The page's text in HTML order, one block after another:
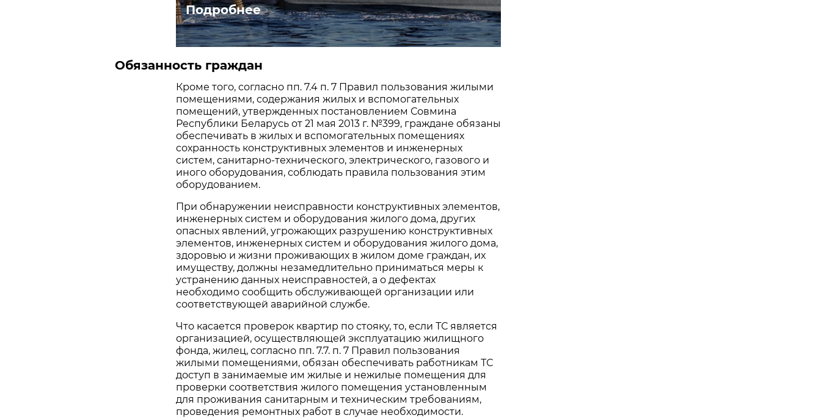
Подробнее
Обязанность граждан
Кроме того, согласно пп. 7.4 п. 7 Правил пользования жилыми
помещениями, содержания жилых и вспомогательных
помещений, утвержденных постановлением Совмина
Республики Беларусь от 21 мая 2013 г. №399, граждане обязаны
обеспечивать в жилых и вспомогательных помещениях
сохранность конструктивных элементов и инженерных
систем, санитарно-технического, электрического, газового и
иного оборудования, соблюдать правила пользования этим
оборудованием.
При обнаружении неисправности конструктивных элементов,
инженерных систем и оборудования жилого дома, других
опасных явлений, угрожающих разрушению конструктивных
элементов, инженерных систем и оборудования жилого дома,
здоровью и жизни проживающих в жилом доме граждан, их
имуществу, должны незамедлительно приниматься меры к
устранению данных неисправностей, а о дефектах
необходимо сообщить обслуживающей организации или
соответствующей аварийной службе.
Что касается проверок квартир по стояку, то, если ТС является
организацией, осуществляющей эксплуатацию жилищного
фонда, жилец, согласно пп. 7.7. п. 7 Правил пользования
жилыми помещениями, обязан обеспечивать работникам ТС
доступ в занимаемые им жилые и нежилые помещения для
проверки соответствия жилого помещения установленным
для проживания санитарным и техническим требованиям,
проведения ремонтных работ в случае необходимости.